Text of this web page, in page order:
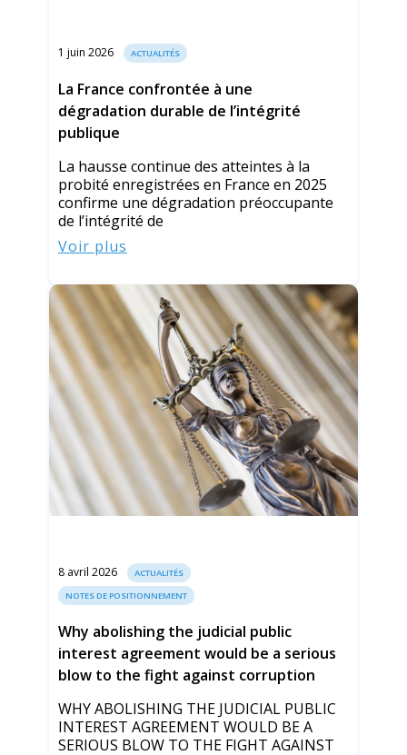
1 juin 2026 ACTUALITÉS
La France confrontée à une
dégradation durable de l’intégrité
publique
La hausse continue des atteintes à la
probité enregistrées en France en 2025
confirme une dégradation préoccupante
de l’intégrité de
Voir plus
8 avril 2026
ACTUALITÉS
NOTES DE POSITIONNEMENT
Why abolishing the judicial public
interest agreement would be a serious
blow to the fight against corruption
WHY ABOLISHING THE JUDICIAL PUBLIC
INTEREST AGREEMENT WOULD BE A
SERIOUS BLOW TO THE FIGHT AGAINST